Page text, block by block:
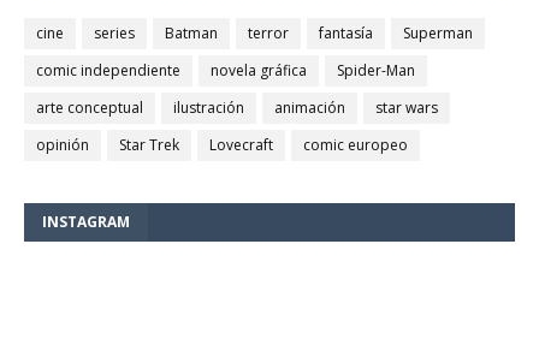
cine series Batman terror fantasía
Superman
comic independiente
novela gráfica
Spider-Man
arte conceptual
ilustración animación
star wars
opinión
Star Trek Lovecraft comic europeo
INSTAGRAM